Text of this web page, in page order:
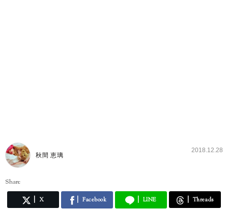
秋間 恵璃
2018.12.28
Share
X Facebook LINE Threads